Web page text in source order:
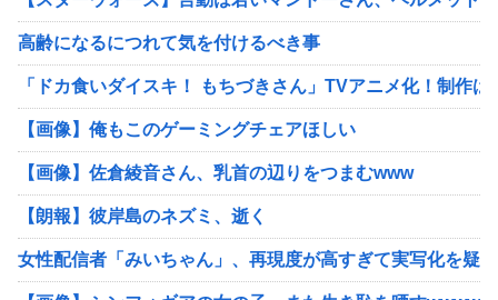
高齢になるにつれて気を付けるべき事
「ドカ食いダイスキ！ もちづきさん」TVアニメ化！制作は
【画像】俺もこのゲーミングチェアほしい
【画像】佐倉綾音さん、乳首の辺りをつまむwww
【朗報】彼岸島のネズミ、逝く
女性配信者「みいちゃん」、再現度が高すぎて実写化を疑